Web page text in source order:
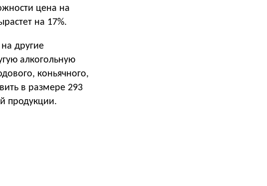
цена на
на 17%.
другие
алкогольную
коньячного,
в размере 293
продукции.